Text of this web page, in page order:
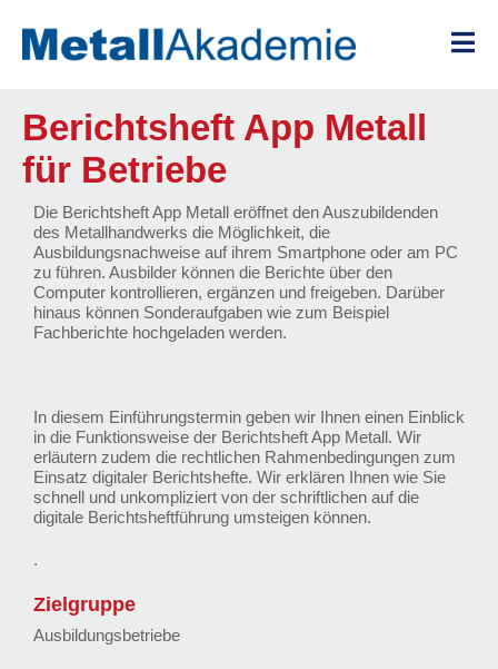
Inhalt
springen
Berichtsheft App Metall
für Betriebe
Die Berichtsheft App Metall eröffnet den Auszubildenden
des Metallhandwerks die Möglichkeit, die
Ausbildungsnachweise auf ihrem Smartphone oder am PC
zu führen. Ausbilder können die Berichte über den
Computer kontrollieren, ergänzen und freigeben. Darüber
hinaus können Sonderaufgaben wie zum Beispiel
Fachberichte hochgeladen werden.
In diesem Einführungstermin geben wir Ihnen einen Einblick
in die Funktionsweise der Berichtsheft App Metall. Wir
erläutern zudem die rechtlichen Rahmenbedingungen zum
Einsatz digitaler Berichtshefte. Wir erklären Ihnen wie Sie
schnell und unkompliziert von der schriftlichen auf die
digitale Berichtsheftführung umsteigen können.
.
Zielgruppe
Ausbildungsbetriebe